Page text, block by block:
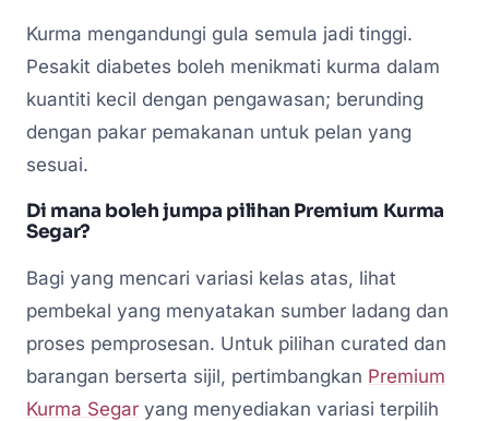
Kurma mengandungi gula semula jadi tinggi.
Pesakit diabetes boleh menikmati kurma dalam
kuantiti kecil dengan pengawasan; berunding
dengan pakar pemakanan untuk pelan yang
sesuai.
Di mana boleh jumpa pilihan Premium Kurma
Segar?
Bagi yang mencari variasi kelas atas, lihat
pembekal yang menyatakan sumber ladang dan
proses pemprosesan. Untuk pilihan curated dan
barangan berserta sijil, pertimbangkan Premium
Kurma Segar yang menyediakan variasi terpilih